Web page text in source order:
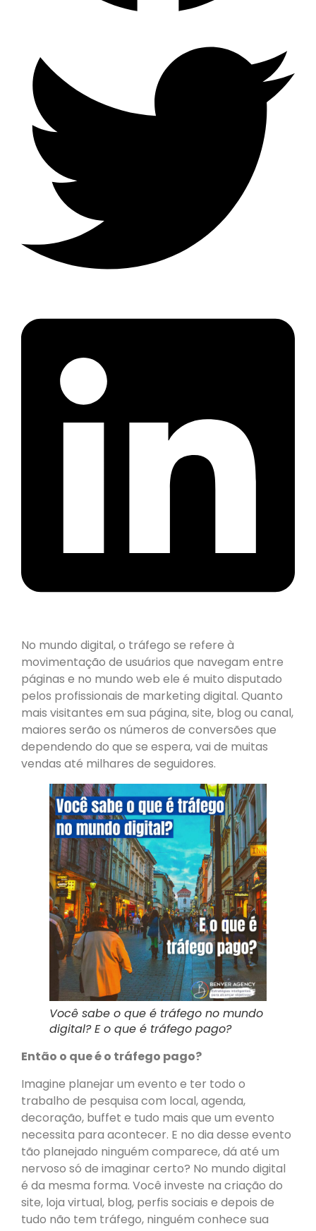
No mundo digital, o tráfego se refere à
movimentação de usuários que navegam entre
páginas e no mundo web ele é muito disputado
pelos profissionais de marketing digital. Quanto
mais visitantes em sua página, site, blog ou canal,
maiores serão os números de conversões que
dependendo do que se espera, vai de muitas
vendas até milhares de seguidores.
Você sabe o que é tráfego no mundo
digital? E o que é tráfego pago?
Então o que é o tráfego pago?
Imagine planejar um evento e ter todo o
trabalho de pesquisa com local, agenda,
decoração, buffet e tudo mais que um evento
necessita para acontecer. E no dia desse evento
tão planejado ninguém comparece, dá até um
nervoso só de imaginar certo? No mundo digital
é da mesma forma. Você investe na criação do
site, loja virtual, blog, perfis sociais e depois de
tudo não tem tráfego, ninguém conhece sua